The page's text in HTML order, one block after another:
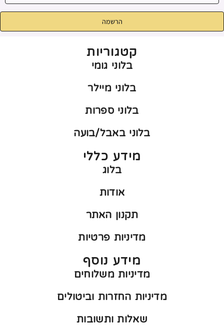
הרשמה
קטגוריות
בלוני גומי
בלוני מיילר
בלוני ספרות
בלוני באבל/בועה
מידע כללי
בלוג
אודות
תקנון האתר
מדיניות פרטיות
מידע נוסף
מדיניות משלוחים
מדיניות החזרות וביטולים
שאלות ותשובות